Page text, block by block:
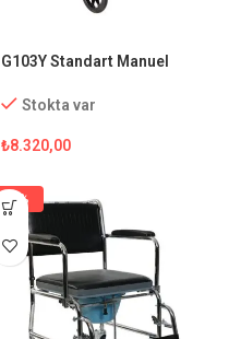
G103Y Standart Manuel
Stokta var
₺8.320,00
-5%